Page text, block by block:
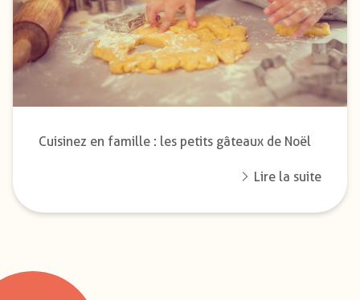
Cuisinez en famille : les petits gâteaux de Noël
Lire la suite